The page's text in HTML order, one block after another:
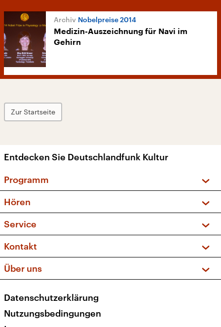
Nobelpreise 2014
Medizin-Auszeichnung für Navi im
Gehirn
Zur Startseite
Entdecken Sie Deutschlandfunk Kultur
Programm
Sendungen und Podcasts
Musikliste
Kakadu – Das Kinderprogramm
Hören
Frequenzen (UKW + DAB+)
Service
FAQ
Apps
Newsletter
Veranstaltungen
Kontakt
Social Media
Über uns
Presse
Karriere
Datenschutzerklärung
Nutzungsbedingungen